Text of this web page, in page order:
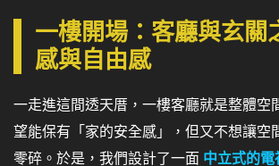
一樓開場：客廳與玄關
感與自由感
一走進這間透天厝，一樓客廳就是整體空
望能保有「家的安全感」，但又不想讓空
零碎。於是，我們設計了一面 中立式的電